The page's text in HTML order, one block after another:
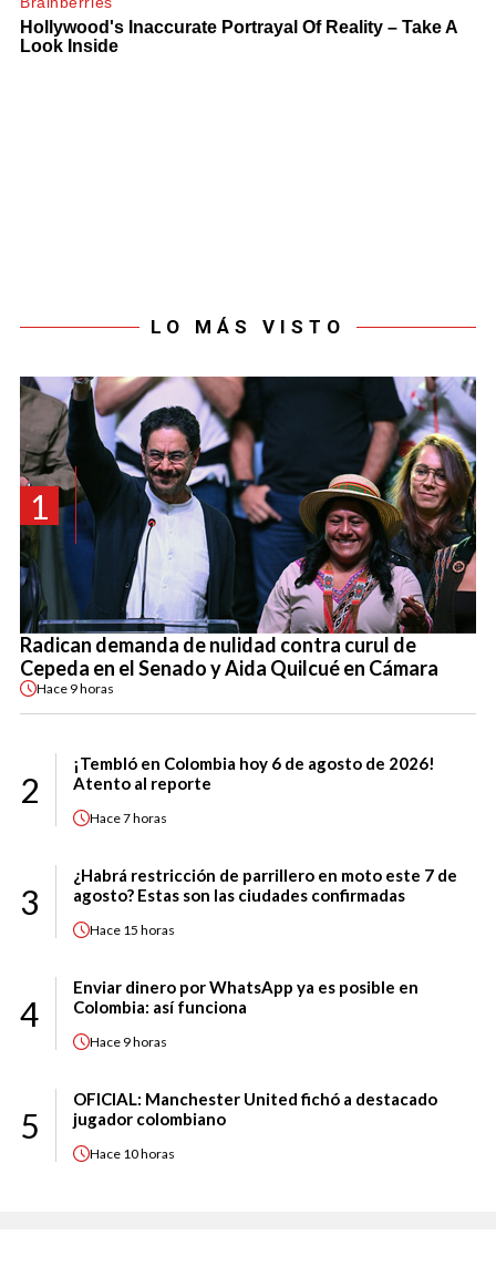
LO MÁS VISTO
1
Radican demanda de nulidad contra curul de
Cepeda en el Senado y Aida Quilcué en Cámara
Hace 9 horas
2
¡Tembló en Colombia hoy 6 de agosto de 2026!
Atento al reporte
Hace7 horas
3
¿Habrá restricción de parrillero en moto este 7 de
agosto? Estas son las ciudades confirmadas
Hace 15 horas
4
Enviar dinero por WhatsApp ya es posible en
Colombia: así funciona
Hace 9 horas
5
OFICIAL: Manchester United fichó a destacado
jugador colombiano
Hace 10 horas